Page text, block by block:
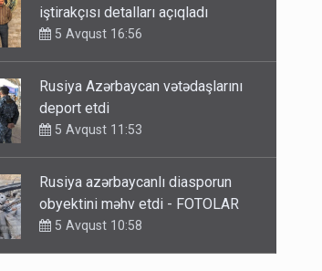
deport etdi
5 Avqust 11:53
Rusiya azərbaycanlı diasporun
obyektini məhv etdi - FOTOLAR
5 Avqust 10:58
Bu tarixdən HAVALAR DƏYİŞİR -
İSTİLƏR BİTİR
4 Avqust 22:04